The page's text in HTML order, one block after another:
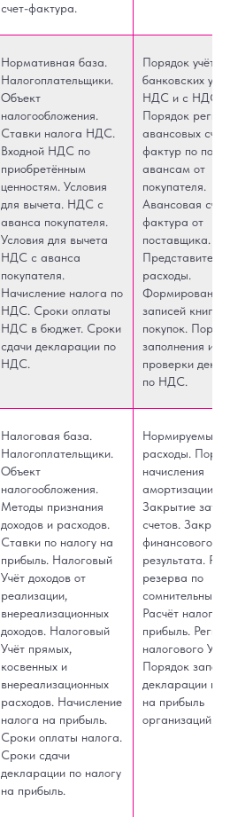
счет-фактура.
Нормативная база.
Налогоплательщики.
Объект
налогообложения.
Ставки налога НДС.
Входной НДС по
приобретённым
ценностям. Условия
для вычета. НДС с
аванса покупателя.
Условия для вычета
НДС с аванса
покупателя.
Начисление налога по
НДС. Сроки оплаты
НДС в бюджет. Сроки
сдачи декларации по
НДС.
Порядок учёта
банковских
НДС и с НДС.
Порядок
авансовых
фактур по
авансам от
покупателя.
Авансовая
фактура от
поставщика.
расходы.
Формирование
записей книги
покупок.
заполнения и
проверки
по НДС.
Налоговая база.
Налогоплательщики.
Объект
налогообложения.
Методы признания
доходов и расходов.
Ставки по налогу на
прибыль. Налоговый
Учёт доходов от
реализации,
внереализационных
доходов. Налоговый
Учёт прямых,
косвенных и
внереализационных
расходов. Начисление
налога на прибыль.
Сроки оплаты налога.
Сроки сдачи
декларации по налогу
на прибыль.
Нормируемые
расходы.
начисления
амортизации
Закрытие
счетов.
финансового
результата.
резерва по
сомнительным
Расчёт налога
прибыль.
налогового
Порядок
декларации по
на прибыль
организаций.